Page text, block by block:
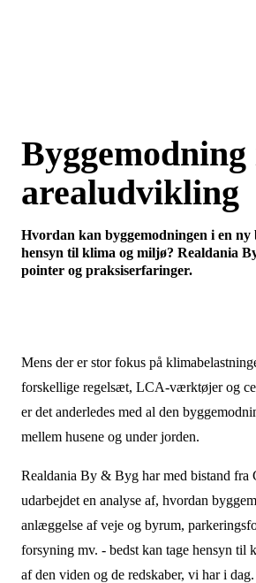
Byggemodning
arealudvikling
Hvordan kan byggemodningen i en ny
hensyn til klima og miljø? Realdania
pointer og praksiserfaringer.
Mens der er stor fokus på
forskellige regelsæt, LCA-værktøjer og
er det anderledes med al den
mellem husene og under jorden.
Realdania By & Byg har med bistand fra
udarbejdet en analyse af, hvordan
anlæggelse af veje og byrum,
forsyning mv. - bedst kan tage hensyn til
af den viden og de redskaber, vi har i dag.